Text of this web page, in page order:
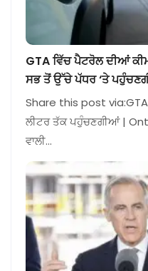
GTA ਵਿੱਚ ਪੈਟਰੋਲ ਦੀਆਂ
ਸਭ ਤੋਂ ਉੱਚੇ ਪੱਧਰ ‘ਤੇ
Share this post
ਲੀਟਰ ਤੱਕ ਪਹੁੰਚਣਗੀਆਂ |
ਵਾਲੀ…